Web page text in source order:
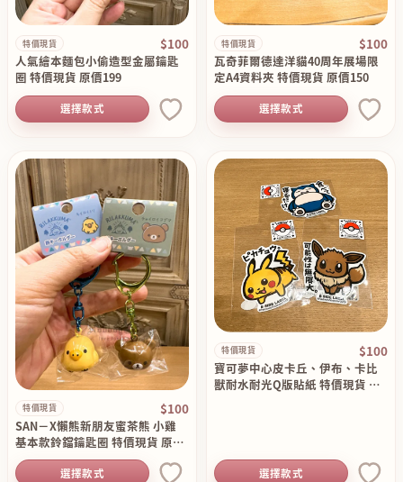
特價現貨 $100
人氣繪本麵包小偷造型金屬鑰匙
圈 特價現貨 原價199
選擇款式
特價現貨 $100
瓦奇菲爾德達洋貓40周年展場限
定A4資料夾 特價現貨 原價150
選擇款式
特價現貨 $100
SAN－X懶熊新朋友蜜茶熊 小雞
基本款鈴鐺鑰匙圈 特價現貨 原價
180
選擇款式
特價現貨 $100
寶可夢中心皮卡丘、伊布、卡比
獸耐水耐光Q版貼紙 特價現貨 原
選擇款式